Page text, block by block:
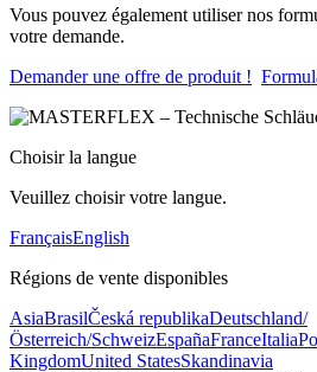
Vous pouvez également utiliser nos
votre demande.
Demander une offre de produit !
Choisir la langue
Veuillez choisir votre langue.
FrançaisEnglish
Régions de vente disponibles
AsiaBrasilČeská republikaDeutschland/
Österreich/SchweizEspañaFranceItalia
KingdomUnited StatesSkandinavia